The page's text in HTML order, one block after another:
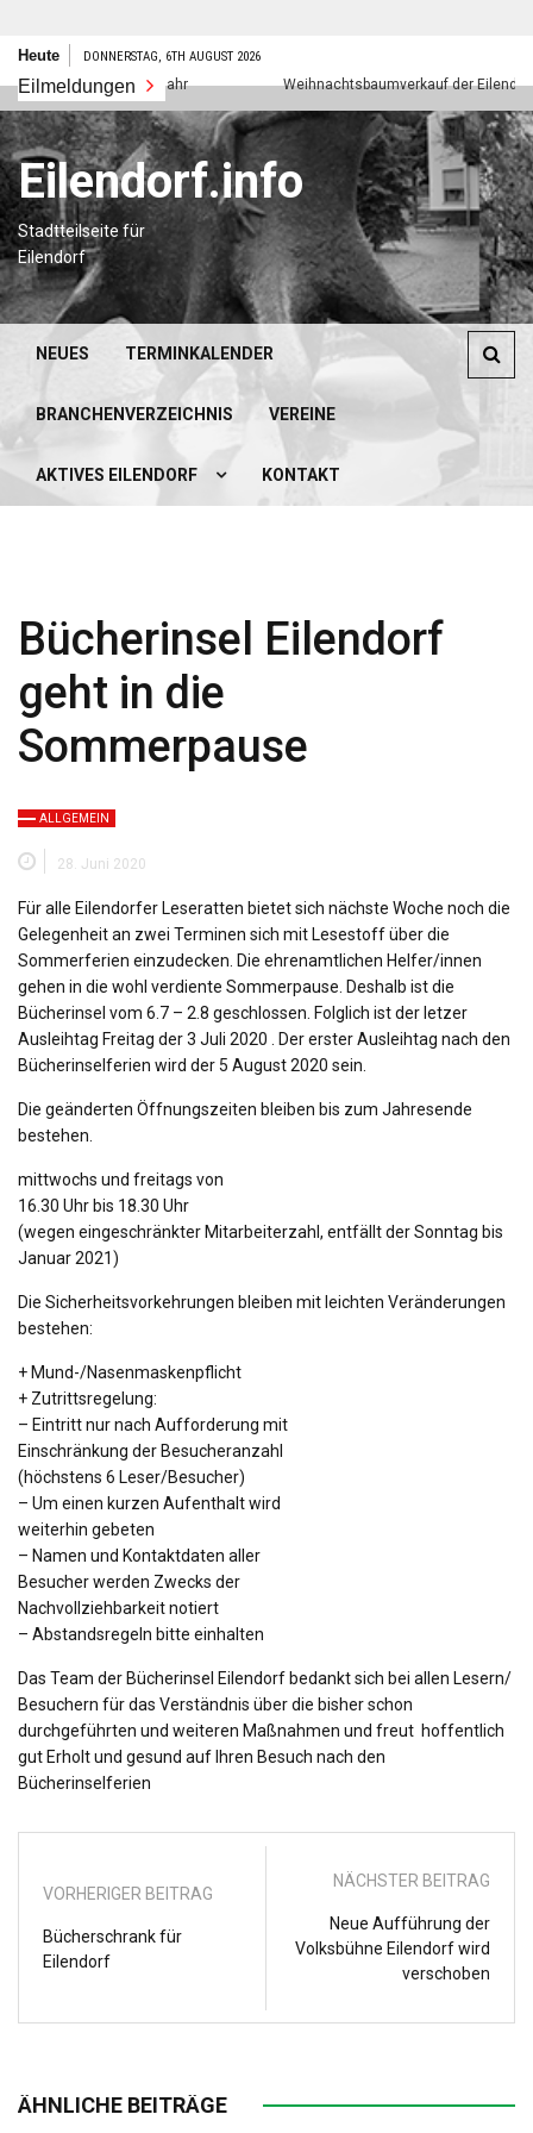
Zum
springen
Heute DONNERSTAG, 6TH AUGUST 2026
Eilmeldungen
Frohes neues Jahr Weihnachtsbaumverkauf der Eilendorfer
Eilendorf.info
Stadtteilseite für
Eilendorf
NEUES TERMINKALENDER
BRANCHENVERZEICHNIS VEREINE
AKTIVES EILENDORF KONTAKT
Bücherinsel Eilendorf
geht in die
Sommerpause
ALLGEMEIN
28. Juni 2020
Für alle Eilendorfer Leseratten bietet sich nächste Woche noch die
Gelegenheit an zwei Terminen sich mit Lesestoff über die
Sommerferien einzudecken. Die ehrenamtlichen Helfer/innen
gehen in die wohl verdiente Sommerpause. Deshalb ist die
Bücherinsel vom 6.7 – 2.8 geschlossen. Folglich ist der letzer
Ausleihtag Freitag der 3 Juli 2020 . Der erster Ausleihtag nach den
Bücherinselferien wird der 5 August 2020 sein.
Die geänderten Öffnungszeiten bleiben bis zum Jahresende
bestehen.
mittwochs und freitags von
16.30 Uhr bis 18.30 Uhr
(wegen eingeschränkter Mitarbeiterzahl, entfällt der Sonntag bis
Januar 2021)
Die Sicherheitsvorkehrungen bleiben mit leichten Veränderungen
bestehen:
+ Mund-/Nasenmaskenpflicht
+ Zutrittsregelung:
– Eintritt nur nach Aufforderung mit
Einschränkung der Besucheranzahl
(höchstens 6 Leser/Besucher)
– Um einen kurzen Aufenthalt wird
weiterhin gebeten
– Namen und Kontaktdaten aller
Besucher werden Zwecks der
Nachvollziehbarkeit notiert
– Abstandsregeln bitte einhalten
Das Team der Bücherinsel Eilendorf bedankt sich bei allen Lesern/
Besuchern für das Verständnis über die bisher schon
durchgeführten und weiteren Maßnahmen und freut hoffentlich
gut Erholt und gesund auf Ihren Besuch nach den
Bücherinselferien
VORHERIGER BEITRAG
Bücherschrank für
Eilendorf
NÄCHSTER BEITRAG
Neue Aufführung der
Volksbühne Eilendorf wird
verschoben
ÄHNLICHE BEITRÄGE